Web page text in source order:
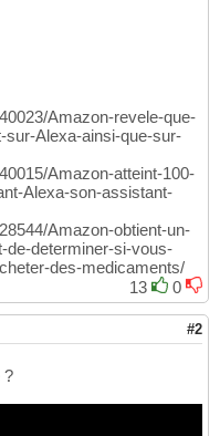
Amazon-revele-que-
sur-Alexa-ainsi-que-sur-
Amazon-atteint-100-
Alexa-son-assistant-
Amazon-obtient-un-
de-determiner-si-vous-
des-medicaments/
13
0
#2
?